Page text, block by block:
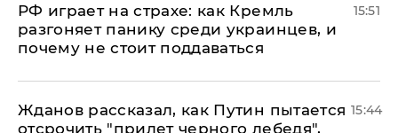
РФ играет на страхе: как Кремль
разгоняет панику среди украинцев, и
почему не стоит поддаваться
15:51
Жданов рассказал, как Путин пытается
отсрочить "прилет черного лебедя",
15:44